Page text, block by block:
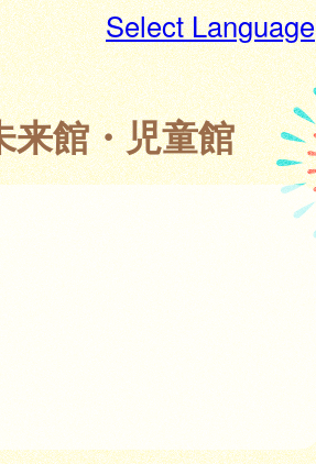
Select Language
館・児童館